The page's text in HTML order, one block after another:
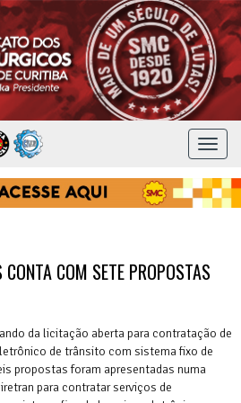
MENU
COM SETE PROPOSTAS
da licitação aberta para contratação de
de trânsito com sistema fixo de
propostas foram apresentadas numa
para contratar serviços de